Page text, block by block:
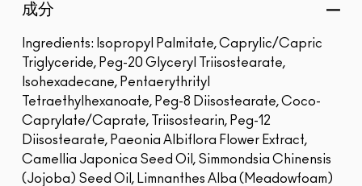
成分
Ingredients: Isopropyl Palmitate, Caprylic/Capric
Triglyceride, Peg-20 Glyceryl Triisostearate,
Isohexadecane, Pentaerythrityl
Tetraethylhexanoate, Peg-8 Diisostearate, Coco-
Caprylate/Caprate, Triisostearin, Peg-12
Diisostearate, Paeonia Albiflora Flower Extract,
Camellia Japonica Seed Oil, Simmondsia Chinensis
(Jojoba) Seed Oil, Limnanthes Alba (Meadowfoam)